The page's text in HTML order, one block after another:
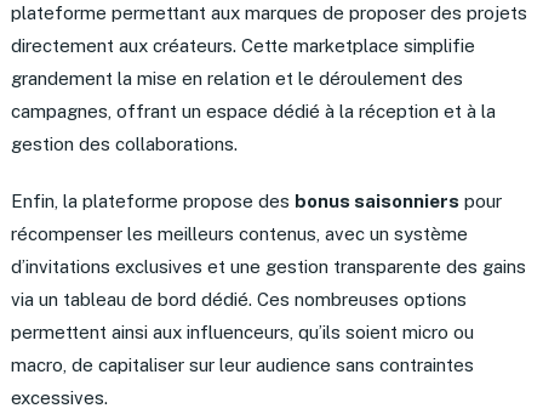
plateforme permettant aux marques de proposer des projets
directement aux créateurs. Cette marketplace simplifie
grandement la mise en relation et le déroulement des
campagnes, offrant un espace dédié à la réception et à la
gestion des collaborations.
Enfin, la plateforme propose des bonus saisonniers pour
récompenser les meilleurs contenus, avec un système
d’invitations exclusives et une gestion transparente des gains
via un tableau de bord dédié. Ces nombreuses options
permettent ainsi aux influenceurs, qu’ils soient micro ou
macro, de capitaliser sur leur audience sans contraintes
excessives.